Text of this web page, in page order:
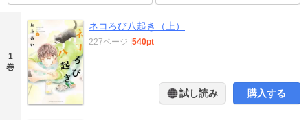
1
巻
ネコろび八起き（上）
227ページ 540pt
試し読み 購入する